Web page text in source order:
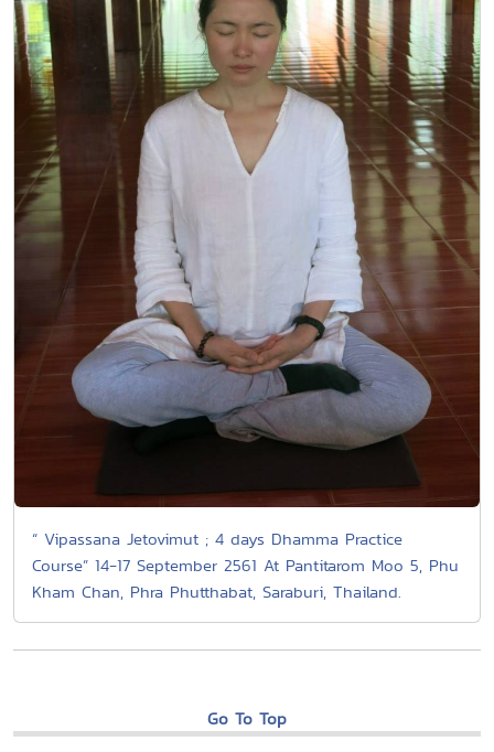
“ Vipassana Jetovimut ; 4 days Dhamma Practice
Course” 14-17 September 2561 At Pantitarom Moo 5, Phu
Kham Chan, Phra Phutthabat, Saraburi, Thailand.
Go To Top